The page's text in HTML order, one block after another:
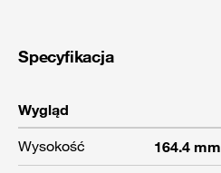
Specyfikacja
Wygląd
Wysokość
164.4 mm